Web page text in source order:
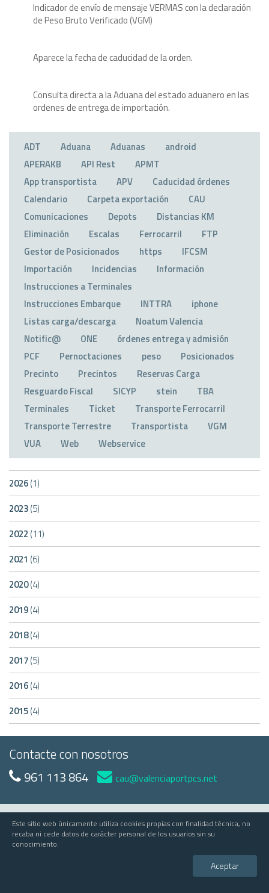
Indicador de envío de mensaje VERMAS con la declaración
de Peso Bruto Verificado (VGM)
Aparece la fecha de caducidad de la orden.
Consulta directa a la Aduana del estado aduanero en las
ordenes de entrega de importación.
ADT Aduana Aduanas
android
APERAKB
API Rest
APMT
App transportista
APV
Caducidad órdenes
Calendario
Carpeta exportación
CAU
Comunicaciones
Depots
Distancias KM
Eliminación
Escalas Ferrocarril
FTP
Gestor de Posicionados
https
IFCSM
Importación
Incidencias
Información
Instrucciones a Terminales
Instrucciones Embarque
INTTRA
iphone
Listas carga/descarga
Noatum Valencia
Notific@
ONE
órdenes entrega y admisión
PCF
Pernoctaciones peso
Posicionados
Precinto
Precintos
Reservas Carga
Resguardo Fiscal
SICYP stein
TBA
Terminales
Ticket
Transporte Ferrocarril
Transporte Terrestre
Transportista
VGM
VUA
Web Webservice
2026(1)
2023(5)
2022 (11)
2021 (6)
2020(4)
2019(4)
2018(4)
2017(5)
2016(4)
2015(4)
Contacte con nosotros
961 113 864 cau@valenciaportpcs.net
© 2023 Valenciaport
Valenciaport PCS
Edificio APV - Avda Muelle del Turia, s/n - 46024 Valencia
Este sitio web únicamente utiliza cookies propias con finalidad técnica, no
recaba ni cede datos de carácter personal de los usuarios sin su
conocimiento.
Aceptar